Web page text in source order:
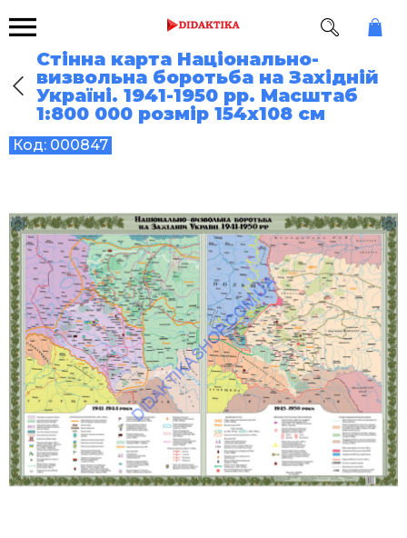
Стінна карта Національно-
визвольна боротьба на Західній
Україні. 1941-1950 рр. Масштаб
1:800 000 розмір 154х108 см
Код: 000847